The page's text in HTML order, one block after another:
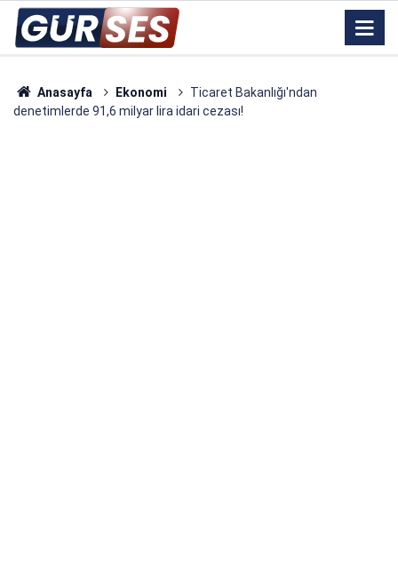
Anasayfa Ekonomi
Ticaret Bakanlığı'ndan
denetimlerde 91,6 milyar lira idari cezası!